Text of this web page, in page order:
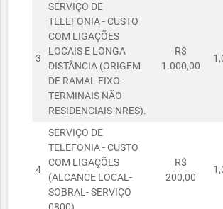
3
SERVIÇO DE
TELEFONIA - CUSTO
COM LIGAÇÕES
LOCAIS E LONGA
DISTÂNCIA (ORIGEM
DE RAMAL FIXO-
TERMINAIS NÃO
RESIDENCIAIS-NRES).
R$
1.000,00
4
SERVIÇO DE
TELEFONIA - CUSTO
COM LIGAÇÕES
(ALCANCE LOCAL-
SOBRAL- SERVIÇO
R$
200,00